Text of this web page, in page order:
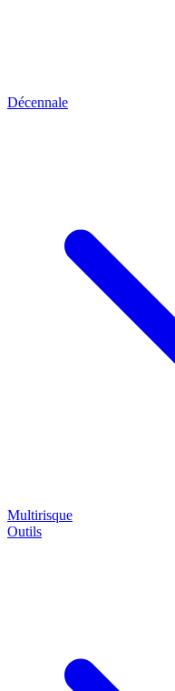
Décennale
Multirisque
Outils